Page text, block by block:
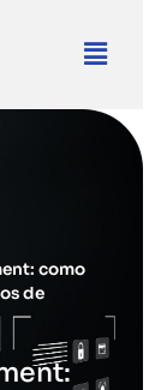
como
de